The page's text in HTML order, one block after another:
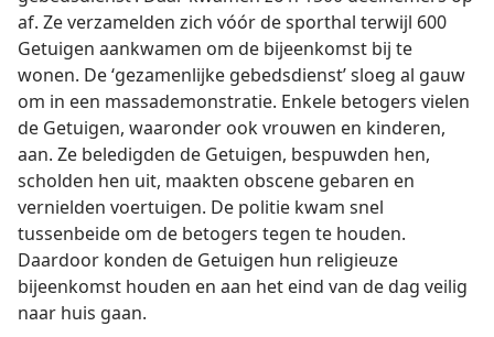
af. Ze verzamelden zich vóór de sporthal terwijl 600
Getuigen aankwamen om de bijeenkomst bij te
wonen. De ‘gezamenlijke gebedsdienst’ sloeg al gauw
om in een massademonstratie. Enkele betogers vielen
de Getuigen, waaronder ook vrouwen en kinderen,
aan. Ze beledigden de Getuigen, bespuwden hen,
scholden hen uit, maakten obscene gebaren en
vernielden voertuigen. De politie kwam snel
tussenbeide om de betogers tegen te houden.
Daardoor konden de Getuigen hun religieuze
bijeenkomst houden en aan het eind van de dag veilig
naar huis gaan.